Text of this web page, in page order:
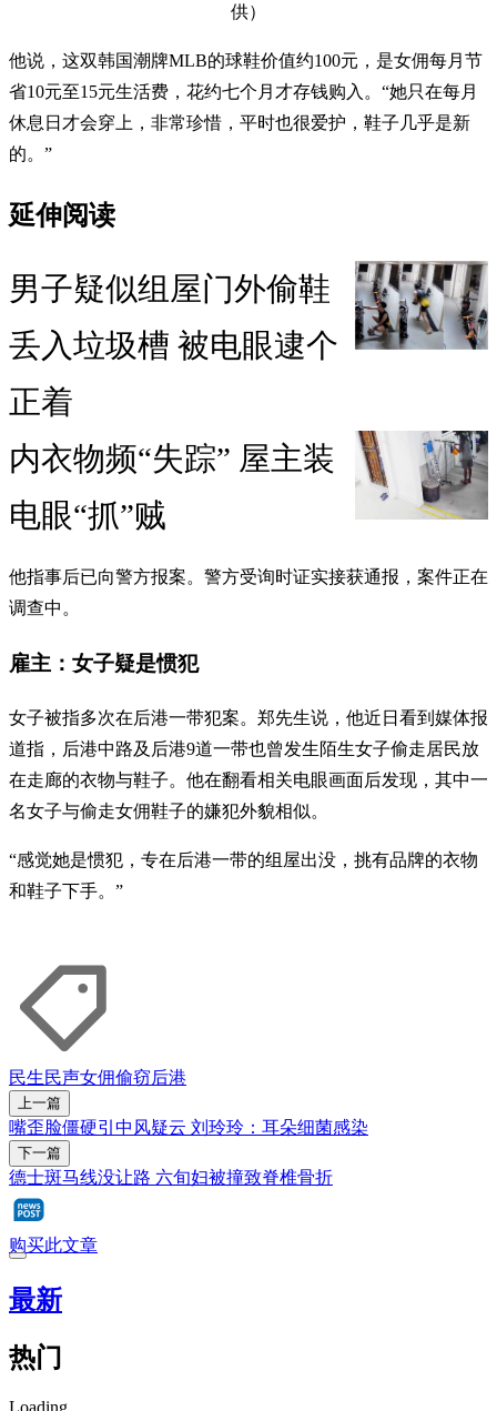
供）
他说，这双韩国潮牌MLB的球鞋价值约100元，是女佣每月节
省10元至15元生活费，花约七个月才存钱购入。“她只在每月
休息日才会穿上，非常珍惜，平时也很爱护，鞋子几乎是新
的。”
延伸阅读
男子疑似组屋门外偷鞋
丢入垃圾槽 被电眼逮个
正着
内衣物频“失踪” 屋主装
电眼“抓”贼
他指事后已向警方报案。警方受询时证实接获通报，案件正在
调查中。
雇主：女子疑是惯犯
女子被指多次在后港一带犯案。郑先生说，他近日看到媒体报
道指，后港中路及后港9道一带也曾发生陌生女子偷走居民放
在走廊的衣物与鞋子。他在翻看相关电眼画面后发现，其中一
名女子与偷走女佣鞋子的嫌犯外貌相似。
“感觉她是惯犯，专在后港一带的组屋出没，挑有品牌的衣物
和鞋子下手。”
民生民声女佣偷窃后港
上一篇
嘴歪脸僵硬引中风疑云 刘玲玲：耳朵细菌感染
下一篇
德士斑马线没让路 六旬妇被撞致脊椎骨折
购买此文章
最新
热门
Loading...